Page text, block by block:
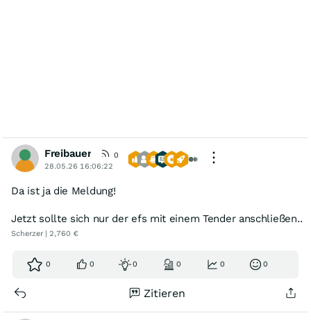
Freibauer
0
28.05.26 16:06:22
Da ist ja die Meldung!
Jetzt sollte sich nur der efs mit einem Tender anschließen..
Scherzer | 2,760 €
0 0 0 0 0 0
Zitieren